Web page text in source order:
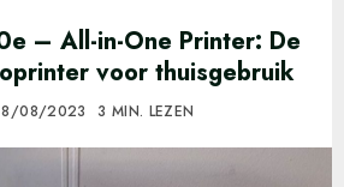
– All-in-One Printer: De
voor thuisgebruik
08/2023 3 MIN. LEZEN